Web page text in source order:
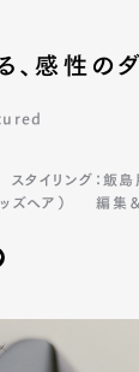
、感性の
スタイリング：飯
ズヘア） 編集